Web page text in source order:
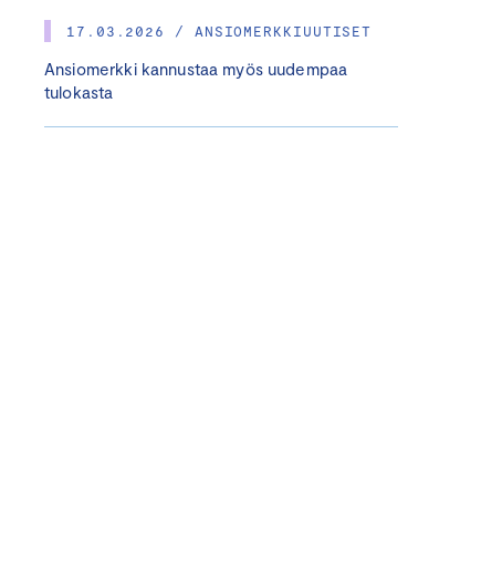
17.03.2026 / ANSIOMERKKIUUTISET
Ansiomerkki kannustaa myös uudempaa
tulokasta